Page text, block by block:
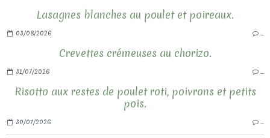
Lasagnes blanches au poulet et poireaux.
03/08/2026
Crevettes crémeuses au chorizo.
31/07/2026
Risotto aux restes de poulet roti, poivrons et petits
pois.
30/07/2026